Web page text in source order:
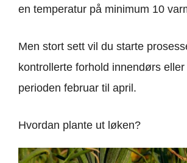
en temperatur på minimum 10
Men stort sett vil du starte
kontrollerte forhold innendørs
perioden februar til april.
Hvordan plante ut løken?